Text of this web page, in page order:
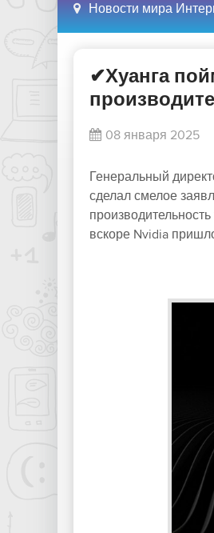
Новости мира
✔Хуанга
08 января 2025
Генеральный
сделал смелое
вскоре Nvidia